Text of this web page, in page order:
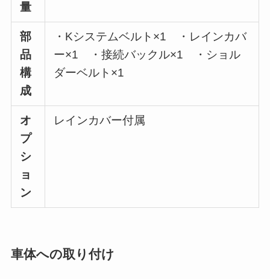
量
部
品
構
成
・Kシステムベルト×1 ・レインカバ
ー×1 ・接続バックル×1 ・ショル
ダーベルト×1
オ
プ
シ
ョ
ン
レインカバー付属
車体への取り付け